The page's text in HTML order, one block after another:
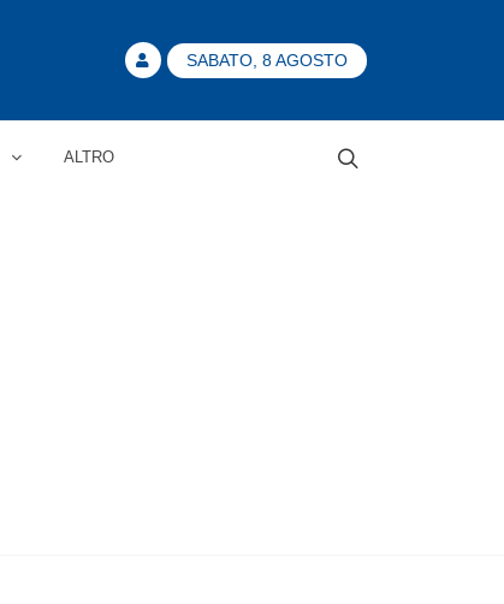
SABATO, 8 AGOSTO
ALTRO